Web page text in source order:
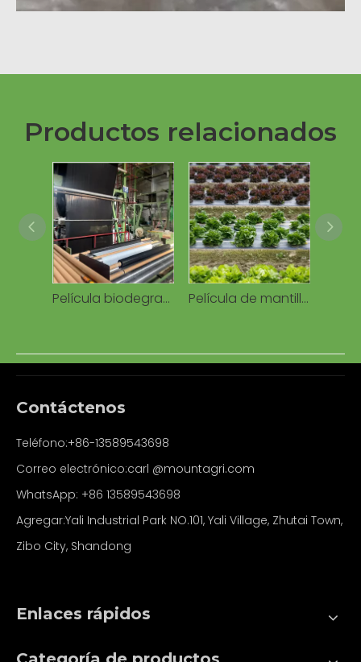
Productos relacionados
Película biodegradable del mantillo de la película plástica negra del mantillo de la cubierta del suelo Película de mantillo de plástico, película de mantillo negra para agricultura, compostable agrícola
Contáctenos
Teléfono:+86-13589543698
Correo electrónico:carl @mountagri.com
WhatsApp: +86 13589543698
Agregar:Yali Industrial Park NO.101, Yali Village, Zhutai Town,
Zibo City, Shandong
Enlaces rápidos